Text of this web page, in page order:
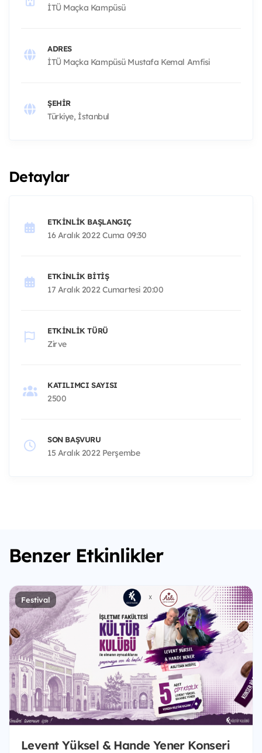
İTÜ Maçka Kampüsü
ADRES
İTÜ Maçka Kampüsü Mustafa Kemal Amfisi
ŞEHIR
Türkiye, İstanbul
Detaylar
ETKINLIK BAŞLANGIÇ
16 Aralık 2022 Cuma 09:30
ETKINLIK BITIŞ
17 Aralık 2022 Cumartesi 20:00
ETKINLIK TÜRÜ
Zirve
KATILIMCI SAYISI
2500
SON BAŞVURU
15 Aralık 2022 Perşembe
Benzer Etkinlikler
Festival
Levent Yüksel & Hande Yener Konseri